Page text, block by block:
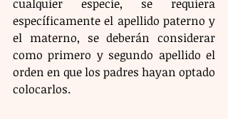
cualquier especie, se requiera
específicamente el apellido paterno y
el materno, se deberán considerar
como primero y segundo apellido el
orden en que los padres hayan optado
colocarlos.